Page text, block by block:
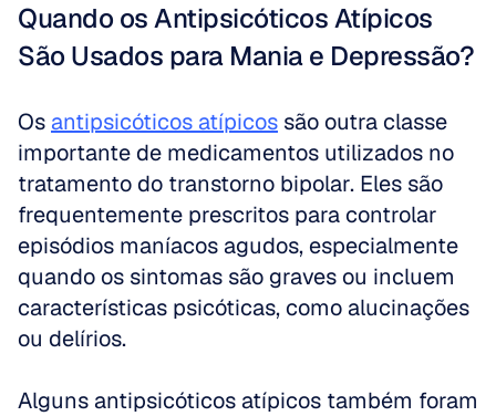
Quando os Antipsicóticos Atípicos
São Usados para Mania e Depressão?
Os antipsicóticos atípicos são outra classe
importante de medicamentos utilizados no
tratamento do transtorno bipolar. Eles são
frequentemente prescritos para controlar
episódios maníacos agudos, especialmente
quando os sintomas são graves ou incluem
características psicóticas, como alucinações
ou delírios.
Alguns antipsicóticos atípicos também foram